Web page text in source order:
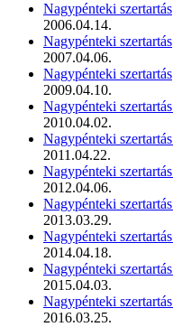
Nagypénteki szertartás
2006.04.14.
Nagypénteki szertartás
2007.04.06.
Nagypénteki szertartás
2009.04.10.
Nagypénteki szertartás
2010.04.02.
Nagypénteki szertartás
2011.04.22.
Nagypénteki szertartás
2012.04.06.
Nagypénteki szertartás
2013.03.29.
Nagypénteki szertartás
2014.04.18.
Nagypénteki szertartás
2015.04.03.
Nagypénteki szertartás
2016.03.25.